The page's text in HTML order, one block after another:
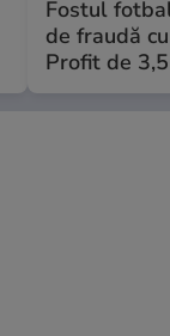
Fostul
de fraudă
Profit de